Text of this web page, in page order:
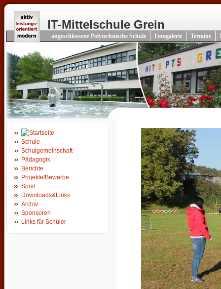
IT-Mittelschule Grein
angeschlossene Polytechnische Schule Fotogalerie Termine
Schule
Schulgemeinschaft
Pädagogik
Berichte
Projekte/Bewerbe
Sport
Downloads&Links
Archiv
Sponsoren
Links für Schüler